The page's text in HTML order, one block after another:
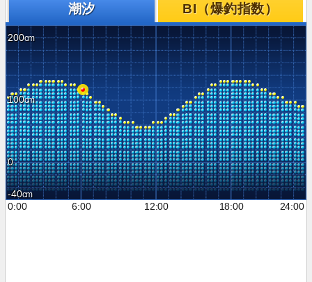
潮汐 BI（爆釣指数）
200
100
0
-40
0:00
6:00 12:00 18:00 24:00